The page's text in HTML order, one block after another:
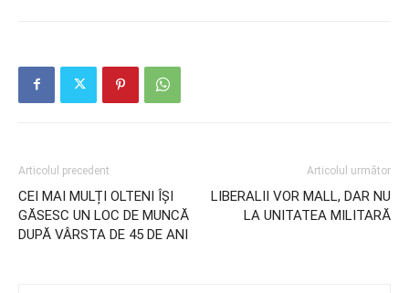
Articolul precedent
CEI MAI MULȚI OLTENI ÎȘI
GĂSESC UN LOC DE MUNCĂ
DUPĂ VÂRSTA DE 45 DE ANI
Articolul următor
LIBERALII VOR MALL, DAR NU
LA UNITATEA MILITARĂ